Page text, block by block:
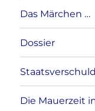
Das Märchen …
Dossier
Die Mauerzeit